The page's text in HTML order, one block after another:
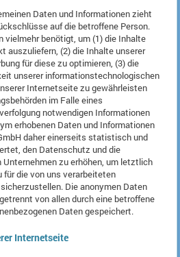
Daten und Informationen zieht
auf die betroffene Person.
vielmehr benötigt, um (1) die Inhalte
auszuliefern, (2) die Inhalte unserer
für diese zu optimieren, (3) die
unserer informationstechnologischen
Internetseite zu gewährleisten
im Falle eines
notwendigen Informationen
erhobenen Daten und Informationen
daher einerseits statistisch und
den Datenschutz und die
zu erhöhen, um letztlich
die von uns verarbeiteten
Die anonymen Daten
von allen durch eine betroffene
Daten gespeichert.
Internetseite